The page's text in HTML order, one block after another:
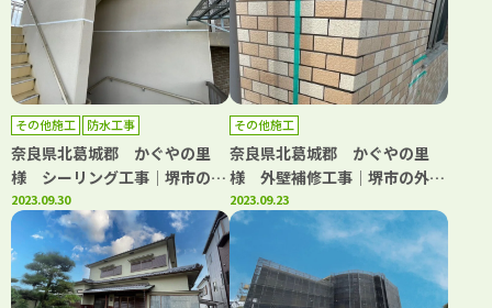
その他施工 防水工事
奈良県北葛城郡 かぐやの里
様 シーリング工事│堺市の外
壁塗装・屋根塗装・雨漏り修理
専門店 千成工務店
2023.09.30
その他施工
奈良県北葛城郡 かぐやの里
様 外壁補修工事│堺市の外壁
塗装・屋根塗装・雨漏り修理専
門店 千成工務店
2023.09.23